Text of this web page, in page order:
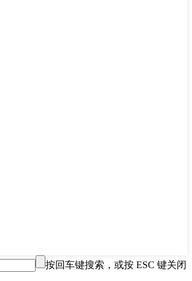
按回车键搜索，或按 ESC 键关闭